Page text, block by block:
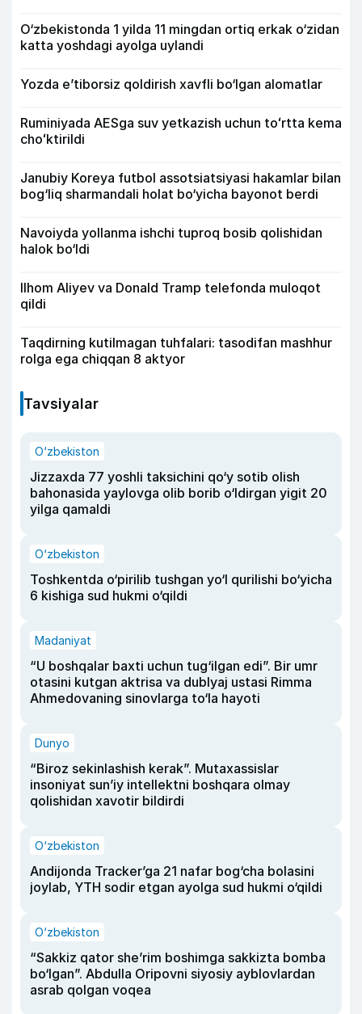
O‘zbekistonda 1 yilda 11 mingdan ortiq erkak o‘zidan
katta yoshdagi ayolga uylandi
Yozda e’tiborsiz qoldirish xavfli bo‘lgan alomatlar
Ruminiyada AESga suv yetkazish uchun toʻrtta kema
choʻktirildi
Janubiy Koreya futbol assotsiatsiyasi hakamlar bilan
bog‘liq sharmandali holat bo‘yicha bayonot berdi
Navoiyda yollanma ishchi tuproq bosib qolishidan
halok bo‘ldi
Ilhom Aliyev va Donald Tramp telefonda muloqot
qildi
Taqdirning kutilmagan tuhfalari: tasodifan mashhur
rolga ega chiqqan 8 aktyor
Tavsiyalar
O‘zbekiston
Jizzaxda 77 yoshli taksichini qo‘y sotib olish
bahonasida yaylovga olib borib o‘ldirgan yigit 20
yilga qamaldi
O‘zbekiston
Toshkentda o‘pirilib tushgan yo‘l qurilishi bo‘yicha
6 kishiga sud hukmi o‘qildi
Madaniyat
“U boshqalar baxti uchun tug‘ilgan edi”. Bir umr
otasini kutgan aktrisa va dublyaj ustasi Rimma
Ahmedovaning sinovlarga to‘la hayoti
Dunyo
“Biroz sekinlashish kerak”. Mutaxassislar
insoniyat sun’iy intellektni boshqara olmay
qolishidan xavotir bildirdi
O‘zbekiston
Andijonda Tracker’ga 21 nafar bog‘cha bolasini
joylab, YTH sodir etgan ayolga sud hukmi o‘qildi
O‘zbekiston
“Sakkiz qator she’rim boshimga sakkizta bomba
bo‘lgan”. Abdulla Oripovni siyosiy ayblovlardan
asrab qolgan voqea